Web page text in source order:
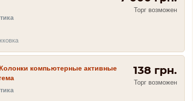
Торг возможен
компьютерные активные
138 грн.
Торг возможен